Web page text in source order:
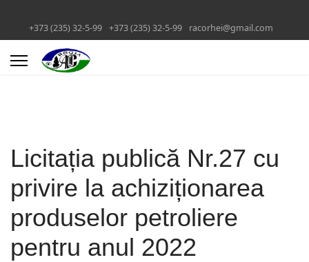
+373 (235) 32-5-99 +373 (235) 32-5-99 racorhei@gmail.com
Licitația publică Nr.27 cu
privire la achiziționarea
produselor petroliere
pentru anul 2022